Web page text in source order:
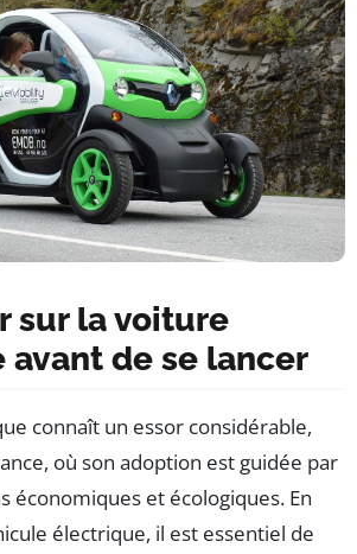
sur la voiture
de se lancer
connaît un essor considérable,
où son adoption est guidée par
économiques et écologiques. En
électrique, il est essentiel de